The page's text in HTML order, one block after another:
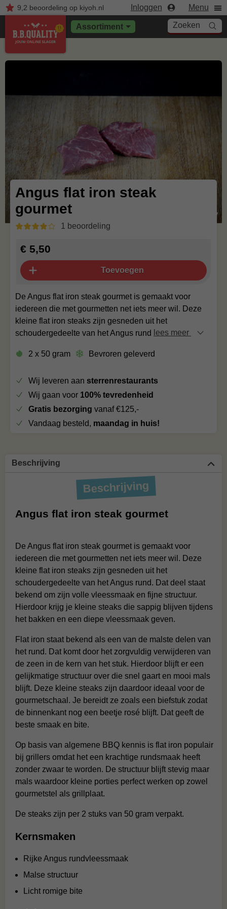
9,2 beoordelingop kiyoh.nl Inloggen Menu
Assortiment Zoeken
Angus flat iron steak
gourmet
1 beoordeling
De Angus flat iron steak gourmet is gemaakt voor
iedereen die met gourmetten net iets meer wil. Deze
kleine flat iron steaks zijn gesneden uit het
schoudergedeelte van het Angus rund
lees meer
2 x 50 gram Bevroren geleverd
€ 5,50
Toevoegen
Wij leveren aan sterrenrestaurants
Wij gaan voor 100% tevredenheid
Gratis bezorging vanaf €125,-
Vandaag besteld, maandag in huis!
Beschrijving
Beschrijving
Angus flat iron steak gourmet
De Angus flat iron steak gourmet is gemaakt voor
iedereen die met gourmetten net iets meer wil. Deze
kleine flat iron steaks zijn gesneden uit het
schoudergedeelte van het Angus rund. Dat deel staat
bekend om zijn volle vleessmaak en fijne structuur.
Hierdoor krijg je kleine steaks die sappig blijven tijdens
het bakken en een diepe vleessmaak geven.
Flat iron staat bekend als een van de malste delen van
het rund. Dat komt door het zorgvuldig verwijderen van
de zeen in de kern van het stuk. Hierdoor blijft er een
gelijkmatige structuur over die snel gaart en mooi mals
blijft. Deze kleine steaks zijn daardoor ideaal voor de
gourmetschaal. Je bereidt ze zoals een biefstuk zodat
de binnenkant nog een beetje rosé blijft. Dat geeft de
beste smaak en bite.
Op basis van algemene BBQ kennis is flat iron populair
bij grillers omdat het een krachtige rundsmaak heeft
zonder zwaar te worden. De structuur blijft stevig maar
mals waardoor kleine porties perfect werken op zowel
gourmetstel als grillplaat.
De steaks zijn per 2 stuks van 50 gram verpakt.
Kernsmaken
Rijke Angus rundvleessmaak
Malse structuur
Licht romige bite